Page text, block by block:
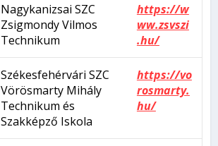
Nagykanizsai SZC
Zsigmondy Vilmos
Technikum
https://w
ww.zsvszi
.hu/
Székesfehérvári SZC
Vörösmarty Mihály
Technikum és
Szakképző Iskola
https://vo
rosmarty.
hu/